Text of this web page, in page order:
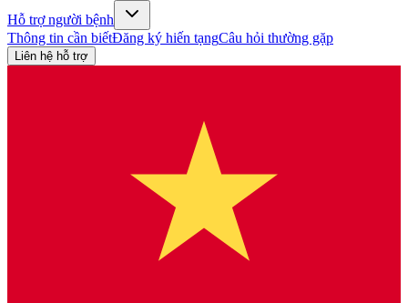
Hỗ trợ người bệnh
Thông tin cần biếtĐăng ký hiến tạngCâu hỏi thường gặp
Liên hệ hỗ trợ